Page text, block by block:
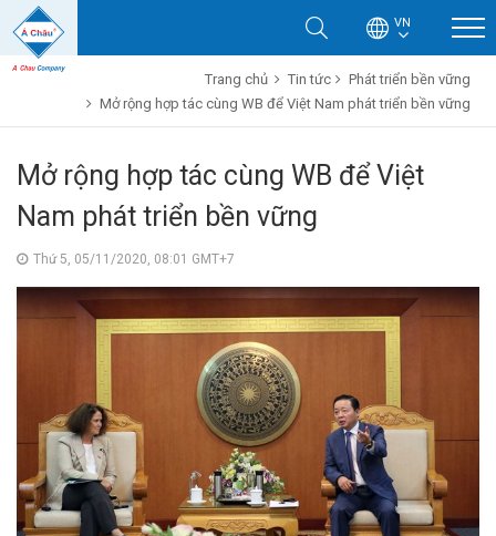
VN
Trang chủ Tin tức
Phát triển bền vững
Mở rộng hợp tác cùng WB để Việt Nam phát triển bền vững
Mở rộng hợp tác cùng WB để Việt
Nam phát triển bền vững
Thứ 5, 05/11/2020, 08:01 GMT+7